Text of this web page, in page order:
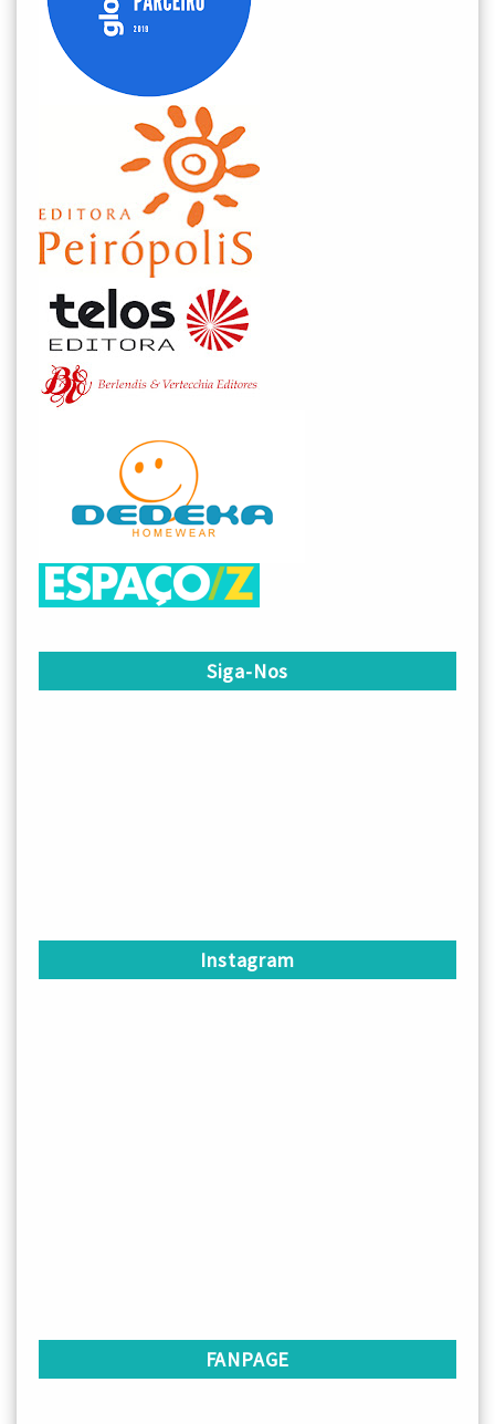
Siga-Nos
Instagram
FANPAGE